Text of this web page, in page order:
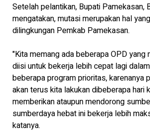
Setelah pelantikan, Bupati Pamekasan,
mengatakan, mutasi merupakan hal
dilingkungan Pemkab Pamekasan.
"Kita memang ada beberapa OPD yang
diisi untuk bekerja lebih cepat lagi
beberapa program prioritas, karenanya
akan terus kita lakukan dibeberapa hari
memberikan ataupun mendorong
sumberdaya hebat ini bekerja lebih
katanya.